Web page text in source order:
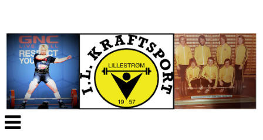
Veksle
navigasjon